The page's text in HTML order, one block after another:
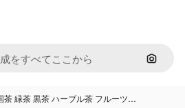
画像で
茶 緑茶 黒茶 ハーブル茶 フルーツ…